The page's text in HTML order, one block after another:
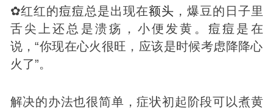
✿红红的痘痘总是出现在额头 ，爆豆的日子里
舌尖上还总是溃疡，小便发黄。 痘痘 是在
说，“你现在心火很旺，应该是时候考虑降降心
火了”。
解决的办法也很简单，症状初起阶段可以煮黄